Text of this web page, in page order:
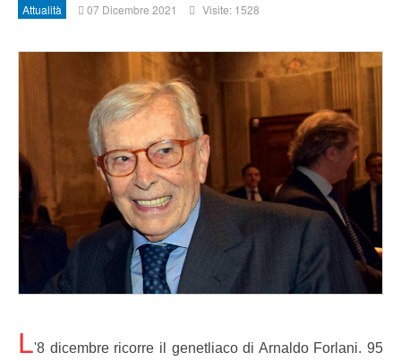
Attualità 07 Dicembre 2021 Visite: 1528
L'8 dicembre ricorre il genetliaco di Arnaldo Forlani. 95